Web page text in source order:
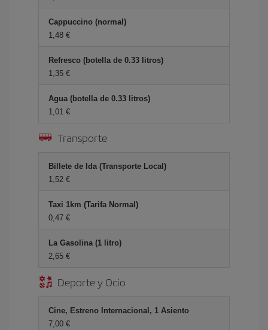
Cappuccino (normal)
1,48 €
Refresco (botella de 0.33 litros)
1,35 €
Agua (botella de 0.33 litros)
1,01 €
Transporte
Billete de Ida (Transporte Local)
1,52 €
Taxi 1km (Tarifa Normal)
0,47 €
La Gasolina (1 litro)
2,65 €
Deporte y Ocio
Cine, Estreno Internacional, 1 Asiento
7,00 €